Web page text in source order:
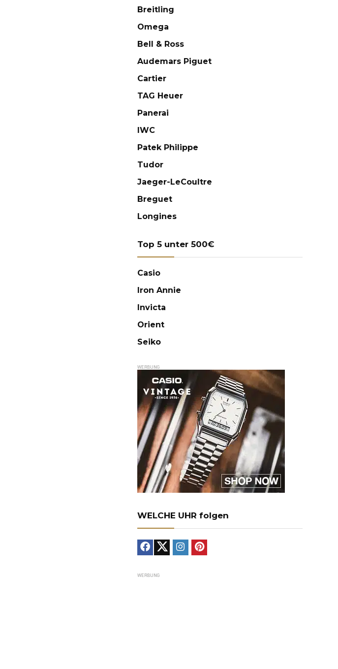
Breitling
Omega
Bell & Ross
Audemars Piguet
Cartier
TAG Heuer
Panerai
IWC
Patek Philippe
Tudor
Jaeger-LeCoultre
Breguet
Longines
Top 5 unter 500€
Casio
Iron Annie
Invicta
Orient
Seiko
WERBUNG
WELCHE UHR folgen
WERBUNG